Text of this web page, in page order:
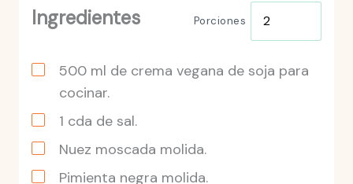
Ingredientes Porciones
500 ml de crema vegana de soja para
cocinar.
1 cda de sal.
Nuez moscada molida.
Pimienta negra molida.